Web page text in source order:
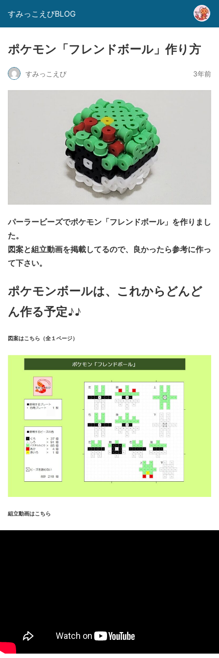
すみっこえびBLOG
ポケモン「フレンドボール」作り方
すみっこえび 3年前
パーラービーズでポケモン「フレンドボール」を作りまし
た。
図案と組立動画を掲載してるので、良かったら参考に作っ
て下さい。
ポケモンボールは、これからどんど
ん作る予定♪♪
図案はこちら（全１ページ）
組立動画はこちら